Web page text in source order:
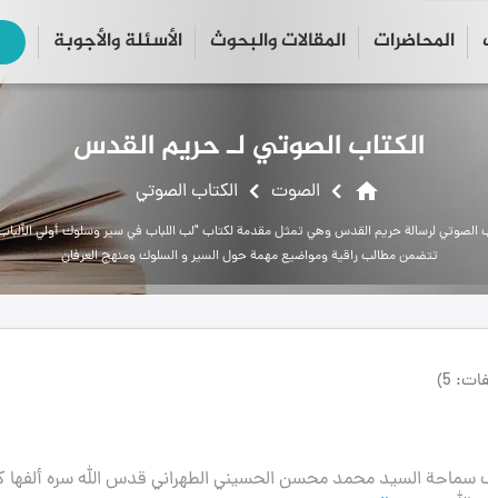
المحاضرات المقالات والبحوث الأسئلة والأجوبة search
close
الكتاب الصوتي لـ حريم القدس
home الصوت الکتاب الصوتي
الصوتي لرسالة حريم القدس وهي تمثل مقدمة لكتاب "لب اللباب في سير وسلوك أولي
تتضمن مطالب راقية ومواضيع مهمة حول السير و السلوك ومنهج العرفان
5)
سماحة السيد محمد محسن الحسيني الطهراني قدس الله سره ألفها